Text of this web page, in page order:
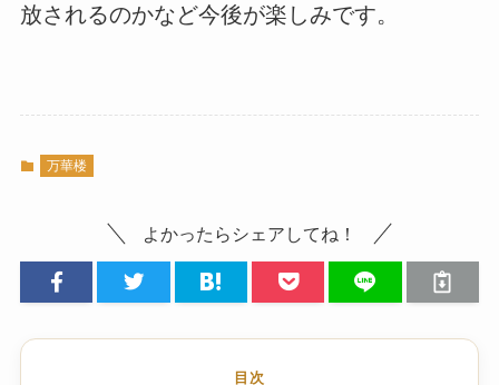
放されるのかなど今後が楽しみです。
万華楼
よかったらシェアしてね！
目次